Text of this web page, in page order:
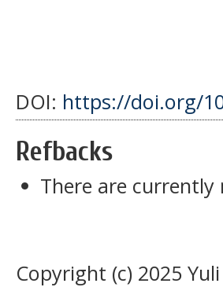
DOI: https://doi.org/
Refbacks
There are currently
Copyright (c) 2025